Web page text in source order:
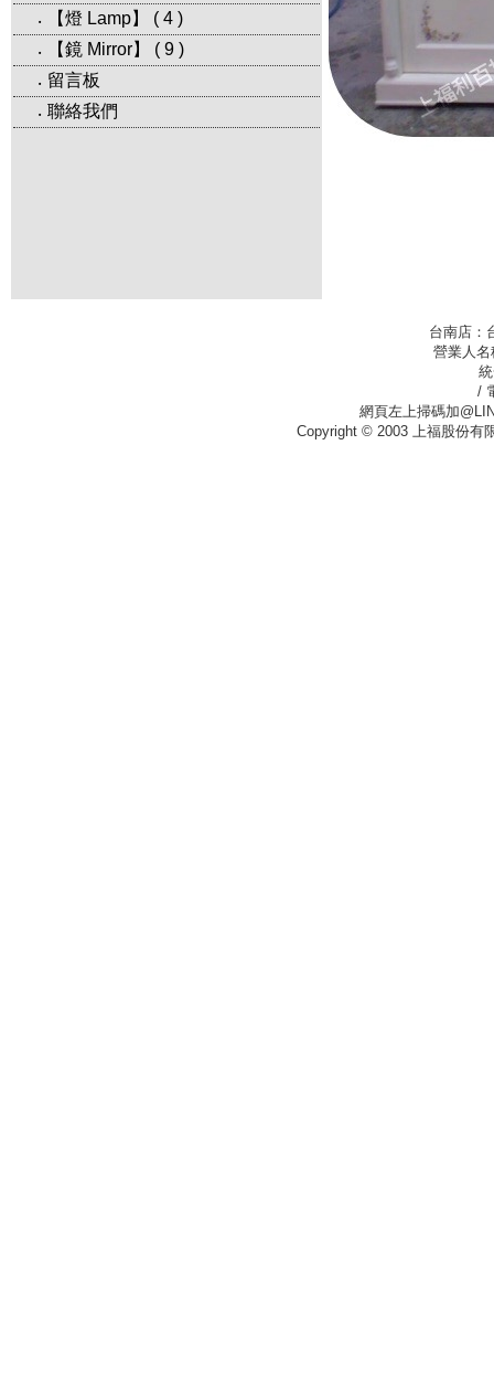
‧
【燈 Lamp】 ( 4 )
‧
【鏡 Mirror】 ( 9 )
‧ 留言板
‧ 聯絡我們
台南店：
營業人
/
網頁左上掃碼加
Copyright © 2003 上福股份有